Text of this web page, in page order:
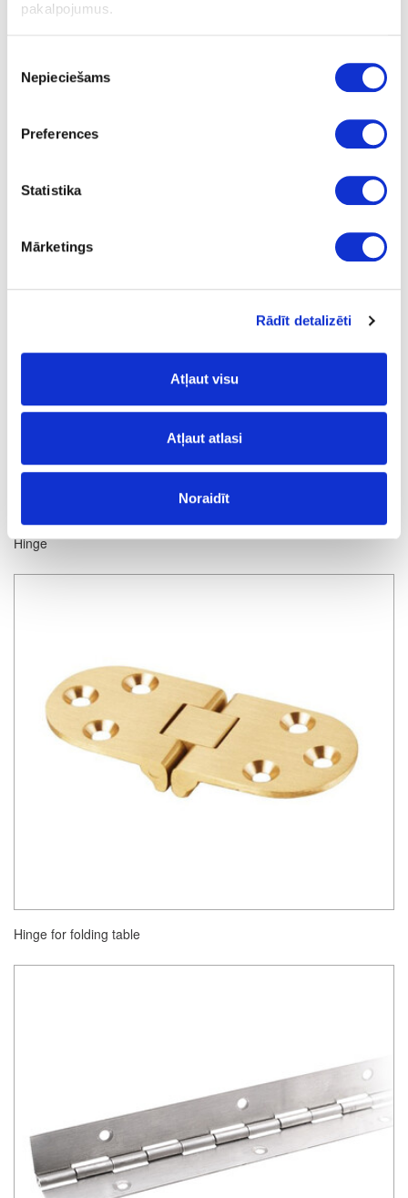
pakalpojumus.
izvēle
Nepieciešams
Preferences
Statistika
Mārketings
Rādīt detalizēti
Atļaut visu
Atļaut atlasi
Noraidīt
outgoing
Hinge
Hinge for folding table